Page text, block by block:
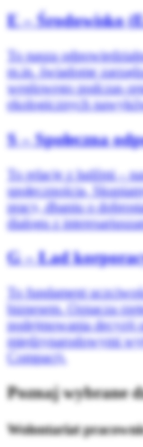
E – Środowisko
To nasza
m.in. świadome
węglowego podczas
ekologicznych
S – Społeczna
To relacje z ludźmi –
społecznością.
pracy, dbaniu o
dialogu z
G – Ład
To fundament
biznesem. Oznacza
podejmowania decyzji
międzynarodowymi
Compact).
Poznaj wybrane
Wolontariat